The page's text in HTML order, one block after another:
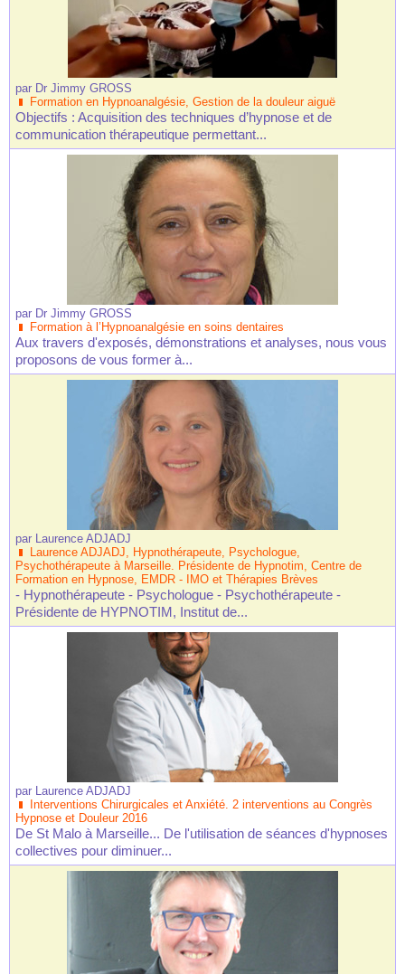
par Dr Jimmy GROSS
Formation en Hypnoanalgésie, Gestion de la douleur aiguë
Objectifs : Acquisition des techniques d’hypnose et de
communication thérapeutique permettant...
par Dr Jimmy GROSS
Formation à l’Hypnoanalgésie en soins dentaires
Aux travers d'exposés, démonstrations et analyses, nous vous
proposons de vous former à...
par Laurence ADJADJ
Laurence ADJADJ, Hypnothérapeute, Psychologue,
Psychothérapeute à Marseille. Présidente de Hypnotim, Centre de
Formation en Hypnose, EMDR - IMO et Thérapies Brèves
- Hypnothérapeute - Psychologue - Psychothérapeute -
Présidente de HYPNOTIM, Institut de...
par Laurence ADJADJ
Interventions Chirurgicales et Anxiété. 2 interventions au Congrès
Hypnose et Douleur 2016
De St Malo à Marseille... De l'utilisation de séances d'hypnoses
collectives pour diminuer...